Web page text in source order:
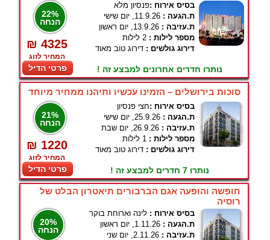
22%
הנחה
₪ 4325
המחיר לזוג
פרטי הדיל
בסיס אירוח :פנסיון מלא
ת.הגעה : 11.9.26, יום שישי
ת.עזיבה : 13.9.26, יום ראשון
מספר לילות : 2 לילות
דירוג גולשים : דירוג טוב מאוד
נותרו חדרים אחרונים למבצע זה !
סוכות בירושלים – הזמינו עכשיו ותיהנו ממחיר מיוחד
21%
הנחה
₪ 1220
המחיר לזוג
פרטי הדיל
בסיס אירוח :חצי פנסיון
ת.הגעה : 25.9.26, יום שישי
ת.עזיבה : 26.9.26, יום שבת
מספר לילות : 1 לילות
דירוג גולשים : דירוג טוב מאוד
נותרו 7 חדרים למבצע זה !
חופשה והופעה אגם הברבורים תיאטרון הבלט של
רוסיה
20%
הנחה
בסיס אירוח : לינה וארוחת בוקר
ת.הגעה : 1.11.26, יום ראשון
ת.עזיבה : 2.11.26, יום שני